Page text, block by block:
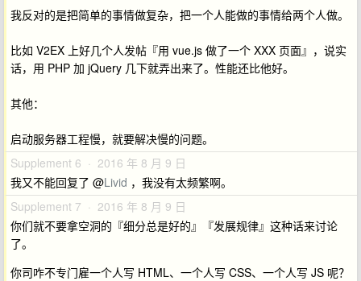
我反对的是把简单的事情做复杂，把一个人能做的事情给两个人做。
比如 V2EX 上好几个人发帖『用 vue.js 做了一个 XXX 页面』，说实
话，用 PHP 加 jQuery 几下就弄出来了。性能还比他好。
其他：
启动服务器工程慢，就要解决慢的问题。
Supplement 6 · 2016 年 8 月 9 日
我又不能回复了 @Livid ，我没有太频繁啊。
Supplement 7 · 2016 年 8 月 9 日
你们就不要拿空洞的『细分总是好的』『发展规律』这种话来讨论
了。
你司咋不专门雇一个人写 HTML、一个人写 CSS、一个人写 JS 呢？